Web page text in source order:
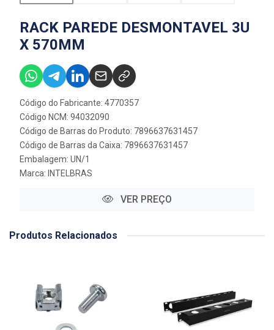
RACK PAREDE DESMONTAVEL 3U
X 570MM
Código do Fabricante: 4770357
Código NCM: 94032090
Código de Barras do Produto: 7896637631457
Código de Barras da Caixa: 7896637631457
Embalagem: UN/1
Marca: INTELBRAS
VER PREÇO
Produtos Relacionados